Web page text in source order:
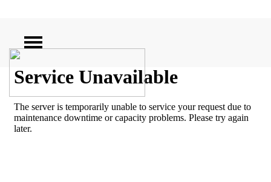
ZOEKEN